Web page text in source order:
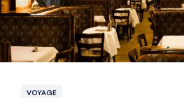
VOYAGE